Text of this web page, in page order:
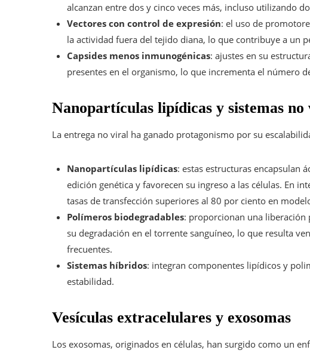
alcanzan entre dos y cinco veces más, incluso utilizando
Vectores con control de expresión: el uso de
la actividad fuera del tejido diana, lo que contribuye a un
Capsides menos inmunogénicas: ajustes en su
presentes en el organismo, lo que incrementa el número
Nanopartículas lipídicas y sistemas no
La entrega no viral ha ganado protagonismo por su
Nanopartículas lipídicas: estas estructuras encapsulan
edición genética y favorecen su ingreso a las células. En
tasas de transfección superiores al 80 por ciento en
Polímeros biodegradables: proporcionan una liberación
su degradación en el torrente sanguíneo, lo que resulta
frecuentes.
Sistemas híbridos: integran componentes lipídicos y
estabilidad.
Vesículas extracelulares y exosomas
Los exosomas, originados en células, han surgido como un